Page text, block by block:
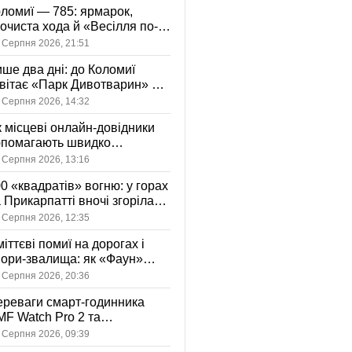
— 785: ярмарок,
хода й «Весілля по-
— чим
День міста
Серпня 2026, 21:51
два дні: до Коломиї
«Парк Дивотварин» — і
безкоштовний
Серпня 2026, 14:32
місцеві онлайн-довідники
швидко
послуги у своєму
Серпня 2026, 13:16
«квадратів» вогню: у горах
Прикарпатті вночі згоріла
є постраждала
Серпня 2026, 12:35
помиї на дорогах і
звалища: як «Фаун»
відходи в Коломиї
Серпня 2026, 20:36
смарт-годинника
Watch Pro 2 та
CMF Buds Pro 2
сучасних користувачів
Серпня 2026, 09:39